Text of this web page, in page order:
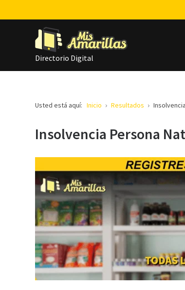
Directorio Digital
Usted está aquí: Inicio Resultados
Insolvencia Persona